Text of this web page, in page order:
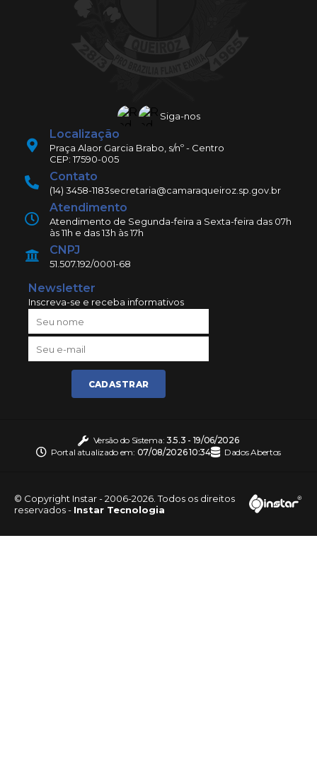
Siga-nos
Localização
Praça Alaor Garcia Brabo, s/nº - Centro
CEP: 17590-005
Contato
(14) 3458-1183secretaria@camaraqueiroz.sp.gov.br
Atendimento
Atendimento de Segunda-feira a Sexta-feira das 07h
às 11h e das 13h às 17h
CNPJ
51.507.192/0001-68
Newsletter
Inscreva-se e receba informativos
CADASTRAR
Versão do Sistema: 3.5.3 - 19/06/2026
Portal atualizado em: 07/08/2026 10:34 Dados Abertos
© Copyright Instar - 2006-2026. Todos os direitos
reservados - Instar Tecnologia